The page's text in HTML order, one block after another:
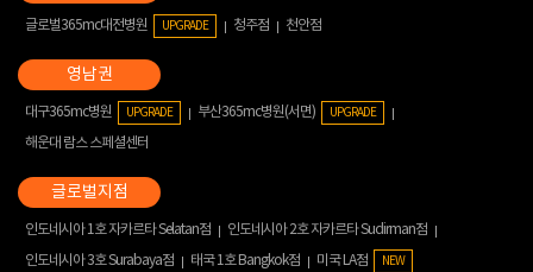
글로벌365mc대전병원 UPGRADE 청주점 천안점
대구365mc병원 UPGRADE 부산365mc병원(서면) UPGRADE
해운대 람스 스페셜센터
인도네시아 1호 자카르타 Selatan점
인도네시아 2호 자카르타 Sudirman점
인도네시아 3호 Surabaya점
태국 1호 Bangkok점 미국 LA점 NEW